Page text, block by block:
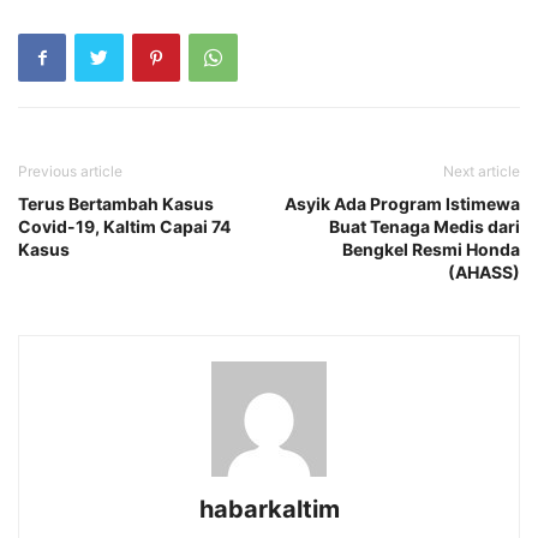
Previous article
Terus Bertambah Kasus
Covid-19, Kaltim Capai 74
Kasus
Next article
Asyik Ada Program Istimewa
Buat Tenaga Medis dari
Bengkel Resmi Honda
(AHASS)
habarkaltim